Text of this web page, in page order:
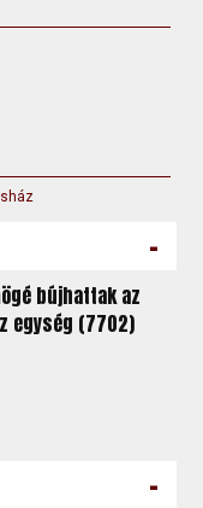
-
bújhattak az
egység (7702)
-